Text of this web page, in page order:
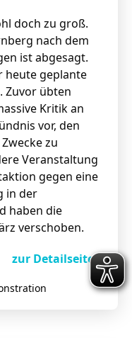
doch zu groß.
nach dem
ist abgesagt.
heute geplante
Zuvor übten
Kritik an
vor, den
zu
Veranstaltung
gegen eine
in der
haben die
verschoben.
zur Detailseite »